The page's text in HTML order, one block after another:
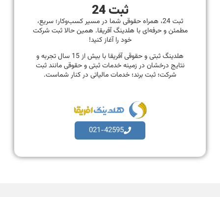
ثبت 24
ثبت 24، همراه حقوقی شما در مسیر کسب‌وکار؛ سریع،
مطمئن و حرفه‌ای با هلدینگ آفریقا. همین حالا ثبت شرکت
خود را آغاز کنید!
هلدینگ ثبتی و حقوقی آفریقا با بیش از 15 سال تجربه و
نتایج درخشان در زمینه خدمات ثبتی و حقوقی مانند ثبت
شرکت؛ ثبت برند؛ خدمات مالیاتی در کنار شماست.
021-42595